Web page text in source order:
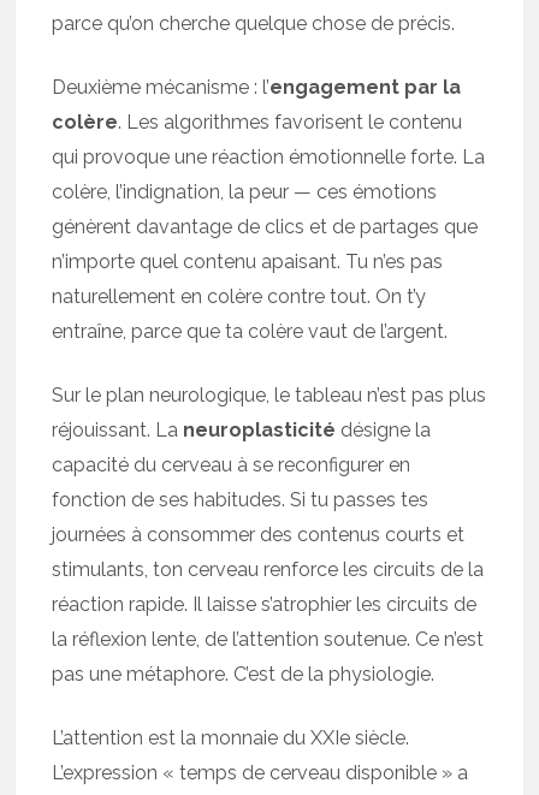
parce qu’on cherche quelque chose de précis.
Deuxième mécanisme : l’engagement par la
colère. Les algorithmes favorisent le contenu
qui provoque une réaction émotionnelle forte. La
colère, l’indignation, la peur — ces émotions
génèrent davantage de clics et de partages que
n’importe quel contenu apaisant. Tu n’es pas
naturellement en colère contre tout. On t’y
entraîne, parce que ta colère vaut de l’argent.
Sur le plan neurologique, le tableau n’est pas plus
réjouissant. La neuroplasticité désigne la
capacité du cerveau à se reconfigurer en
fonction de ses habitudes. Si tu passes tes
journées à consommer des contenus courts et
stimulants, ton cerveau renforce les circuits de la
réaction rapide. Il laisse s’atrophier les circuits de
la réflexion lente, de l’attention soutenue. Ce n’est
pas une métaphore. C’est de la physiologie.
L’attention est la monnaie du XXIe siècle.
L’expression « temps de cerveau disponible » a